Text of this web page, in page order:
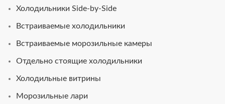
Холодильники Side-by-Side
Встраиваемые холодильники
Встраиваемые морозильные камеры
Отдельно стоящие холодильники
Холодильные витрины
Морозильные лари